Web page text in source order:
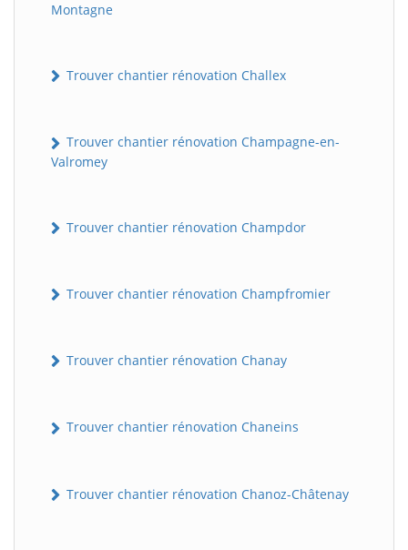
Montagne
Trouver chantier rénovation Challex
Trouver chantier rénovation Champagne-en-
Valromey
Trouver chantier rénovation Champdor
Trouver chantier rénovation Champfromier
Trouver chantier rénovation Chanay
Trouver chantier rénovation Chaneins
Trouver chantier rénovation Chanoz-Châtenay